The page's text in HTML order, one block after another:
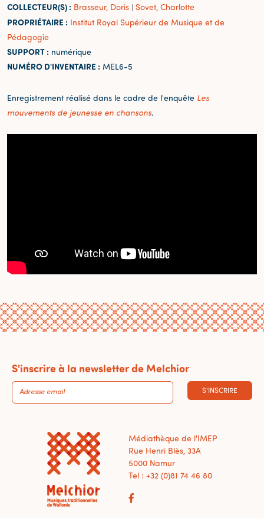
COLLECTEUR(S) : Brasseur, Doris | Sovet, Charlotte
PROPRIÉTAIRE : Institut Royal Supérieur de Musique et de
Pédagogie
SUPPORT : numérique
NUMÉRO D'INVENTAIRE : MEL6-5
Enregistrement réalisé dans le cadre de l'enquête Les
mouvements de jeunesse en chansons.
S'inscrire à la newsletter de Melchior
S'INSCRIRE
Médiathèque de l'IMEP
Rue Henri Blès, 33A
5000 Namur
Tel : +32 (0)81 74 46 80